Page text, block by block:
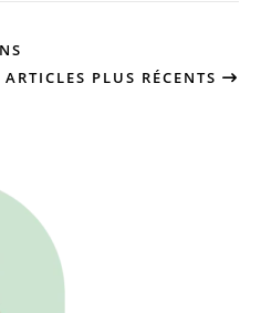
ARTICLES PLUS RÉCENTS